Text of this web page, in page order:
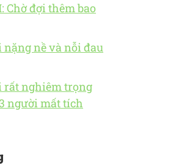
Chờ đợi thêm bao
nặng nề và nỗi đau
rất nghiêm trọng
người mất tích